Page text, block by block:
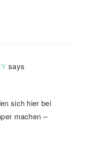
says
sich hier bei
machen –